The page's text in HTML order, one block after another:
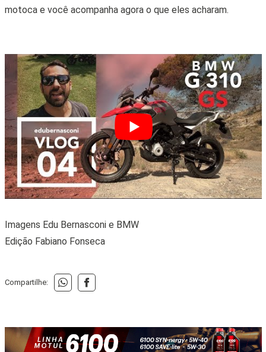
motoca e você acompanha agora o que eles acharam.
Imagens Edu Bernasconi e BMW
Edição Fabiano Fonseca
Compartilhe: